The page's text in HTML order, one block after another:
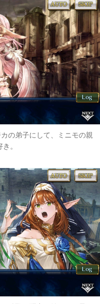
の弟子にして、ミニモの親
。